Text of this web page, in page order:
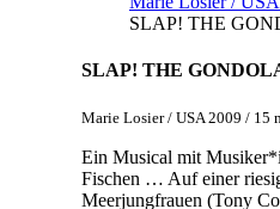
SLAP! THE
SLAP! THE
Marie Losier / USA 2009 / 15
Ein Musical mit
Fischen … Auf einer
Meerjungfrauen (Tony